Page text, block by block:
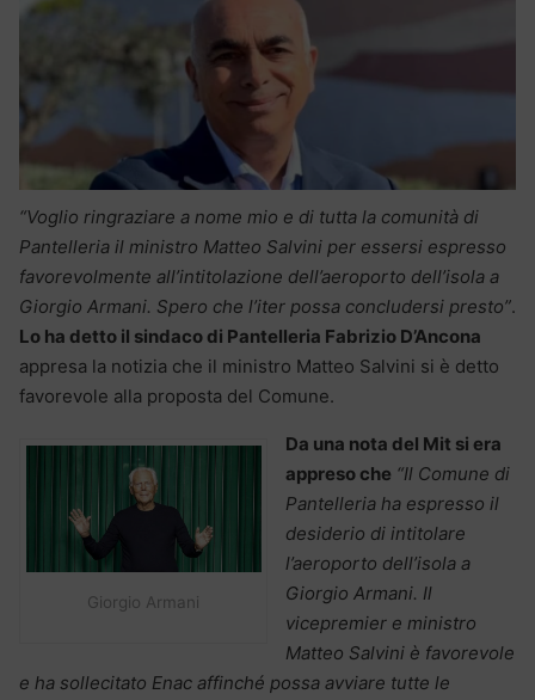
“Voglio ringraziare a nome mio e di tutta la comunità di
Pantelleria il ministro Matteo Salvini per essersi espresso
favorevolmente all’intitolazione dell’aeroporto dell’isola a
Giorgio Armani. Spero che l’iter possa concludersi presto”.
Lo ha detto il sindaco di Pantelleria Fabrizio D’Ancona
appresa la notizia che il ministro Matteo Salvini si è detto
favorevole alla proposta del Comune.
Giorgio Armani
Da una nota del Mit si era
appreso che “Il Comune di
Pantelleria ha espresso il
desiderio di intitolare
l’aeroporto dell’isola a
Giorgio Armani. Il
vicepremier e ministro
Matteo Salvini è favorevole
e ha sollecitato Enac affinché possa avviare tutte le